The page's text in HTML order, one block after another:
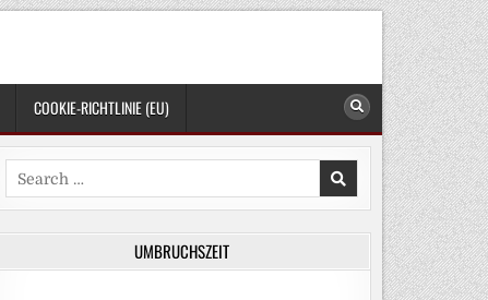
COOKIE-RICHTLINIE (EU)
Search
for:
UMBRUCHSZEIT